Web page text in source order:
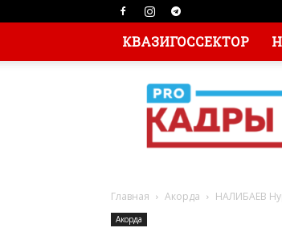
КВАЗИГОССЕКТОР
Главная Акорда НАЛИБАЕВ
Акорда